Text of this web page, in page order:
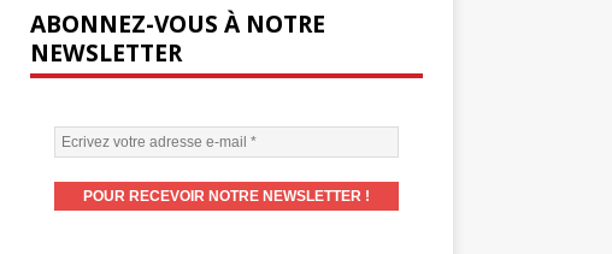
ABONNEZ-VOUS À NOTRE
NEWSLETTER